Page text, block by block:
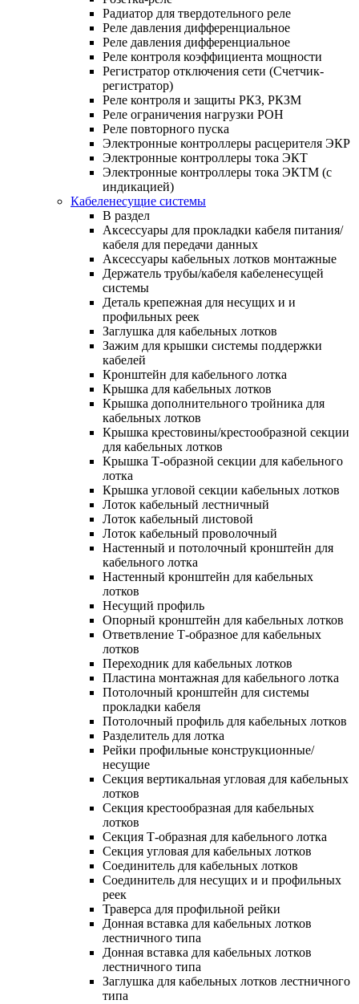
Радиатор для твердотельного реле
Реле давления дифференциальное
Реле давления дифференциальное
Реле контроля коэффициента мощности
Регистратор отключения сети (Счетчик-
регистратор)
Реле контроля и защиты РКЗ, РКЗМ
Реле ограничения нагрузки РОН
Реле повторного пуска
Электронные контроллеры расцерителя ЭКР
Электронные контроллеры тока ЭКТ
Электронные контроллеры тока ЭКТМ (с
индикацией)
Кабеленесущие системы
В раздел
Аксессуары для прокладки кабеля питания/
кабеля для передачи данных
Аксессуары кабельных лотков монтажные
Держатель трубы/кабеля кабеленесущей
системы
Деталь крепежная для несущих и и
профильных реек
Заглушка для кабельных лотков
Зажим для крышки системы поддержки
кабелей
Кронштейн для кабельного лотка
Крышка для кабельных лотков
Крышка дополнительного тройника для
кабельных лотков
Крышка крестовины/крестообразной секции
для кабельных лотков
Крышка Т-образной секции для кабельного
лотка
Крышка угловой секции кабельных лотков
Лоток кабельный лестничный
Лоток кабельный листовой
Лоток кабельный проволочный
Настенный и потолочный кронштейн для
кабельного лотка
Настенный кронштейн для кабельных
лотков
Несущий профиль
Опорный кронштейн для кабельных лотков
Ответвление Т-образное для кабельных
лотков
Переходник для кабельных лотков
Пластина монтажная для кабельного лотка
Потолочный кронштейн для системы
прокладки кабеля
Потолочный профиль для кабельных лотков
Разделитель для лотка
Рейки профильные конструкционные/
несущие
Секция вертикальная угловая для кабельных
лотков
Секция крестообразная для кабельных
лотков
Секция Т-образная для кабельного лотка
Секция угловая для кабельных лотков
Соединитель для кабельных лотков
Соединитель для несущих и и профильных
реек
Траверса для профильной рейки
Донная вставка для кабельных лотков
лестничного типа
Донная вставка для кабельных лотков
лестничного типа
Заглушка для кабельных лотков лестничного
типа